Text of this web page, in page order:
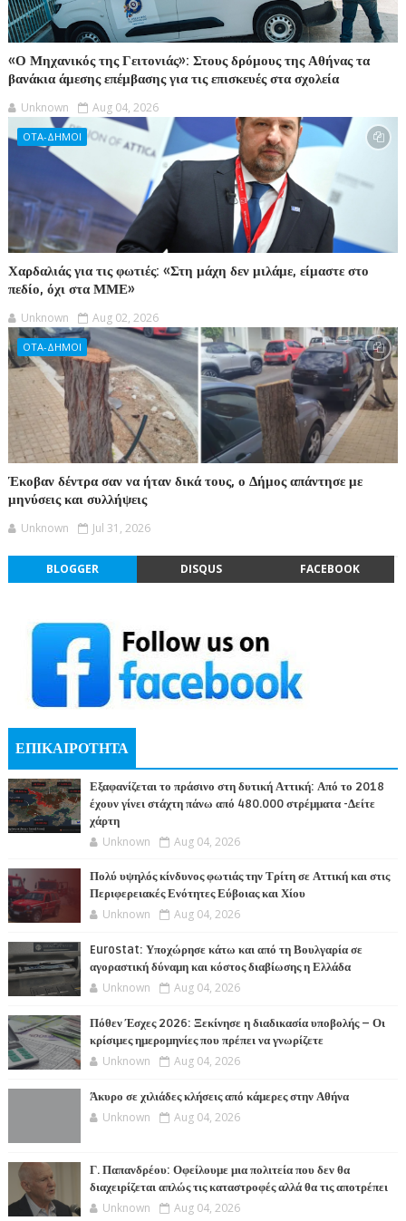
«Ο Μηχανικός της Γειτονιάς»: Στους δρόμους της Αθήνας τα
βανάκια άμεσης επέμβασης για τις επισκευές στα σχολεία
Unknown Aug 04, 2026
ΟΤΑ-ΔΗΜΟΙ
Χαρδαλιάς για τις φωτιές: «Στη μάχη δεν μιλάμε, είμαστε στο
πεδίο, όχι στα ΜΜΕ»
Unknown Aug 02, 2026
ΟΤΑ-ΔΗΜΟΙ
Έκοβαν δέντρα σαν να ήταν δικά τους, ο Δήμος απάντησε με
μηνύσεις και συλλήψεις
Unknown Jul 31, 2026
BLOGGER DISQUS FACEBOOK
ΕΠΙΚΑΙΡΟΤΗΤΑ
Εξαφανίζεται το πράσινο στη δυτική Αττική: Από το 2018
έχουν γίνει στάχτη πάνω από 480.000 στρέμματα -Δείτε
χάρτη
Unknown Aug 04, 2026
Πολύ υψηλός κίνδυνος φωτιάς την Τρίτη σε Αττική και στις
Περιφερειακές Ενότητες Εύβοιας και Χίου
Unknown Aug 04, 2026
Eurostat: Υποχώρησε κάτω και από τη Βουλγαρία σε
αγοραστική δύναμη και κόστος διαβίωσης η Ελλάδα
Unknown Aug 04, 2026
Πόθεν Έσχες 2026: Ξεκίνησε η διαδικασία υποβολής – Οι
κρίσιμες ημερομηνίες που πρέπει να γνωρίζετε
Unknown Aug 04, 2026
Άκυρο σε χιλιάδες κλήσεις από κάμερες στην Αθήνα
Unknown Aug 04, 2026
Γ. Παπανδρέου: Οφείλουμε μια πολιτεία που δεν θα
διαχειρίζεται απλώς τις καταστροφές αλλά θα τις αποτρέπει
Unknown Aug 04, 2026